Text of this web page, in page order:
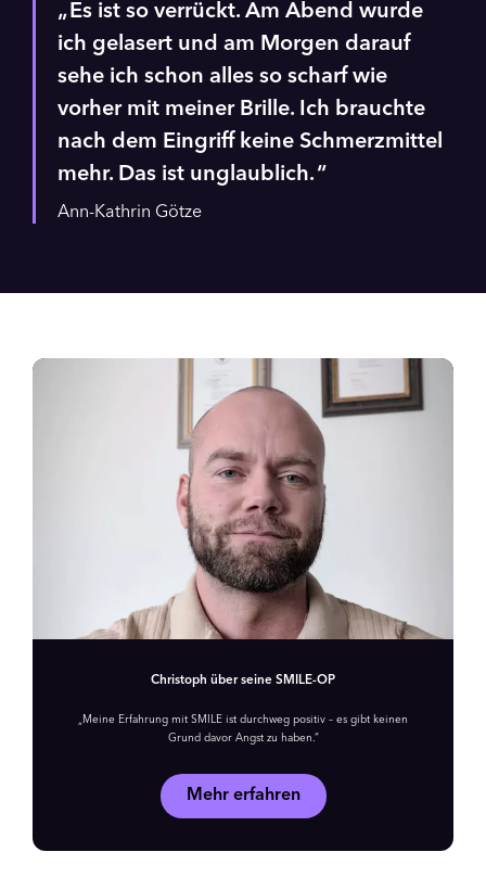
Es ist so verrückt. Am Abend wurde
ich gelasert und am Morgen darauf
sehe ich schon alles so scharf wie
vorher mit meiner Brille. Ich brauchte
nach dem Eingriff keine Schmerzmittel
mehr. Das ist unglaublich.
Ann-Kathrin Götze
Christoph über seine SMILE-OP
„Meine Erfahrung mit SMILE ist durchweg positiv – es gibt keinen
Grund davor Angst zu haben.“
Mehr erfahren